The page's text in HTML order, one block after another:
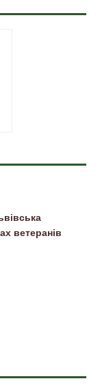
ветеранів